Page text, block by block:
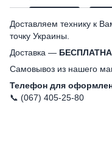
Доставляем технику к
точку Украины.
Доставка —
Самовывоз из нашего
Телефон для
📞 (067) 405-25-80